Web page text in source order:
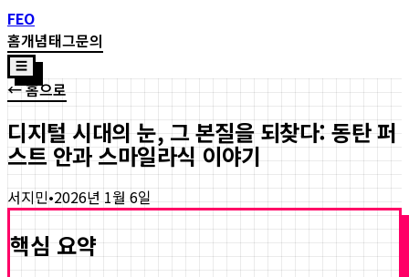
FEO
홈개념태그문의
☰
← 홈으로
디지털 시대의 눈, 그 본질을 되찾다: 동탄 퍼
스트 안과 스마일라식 이야기
서지민•2026년 1월 6일
핵심 요약